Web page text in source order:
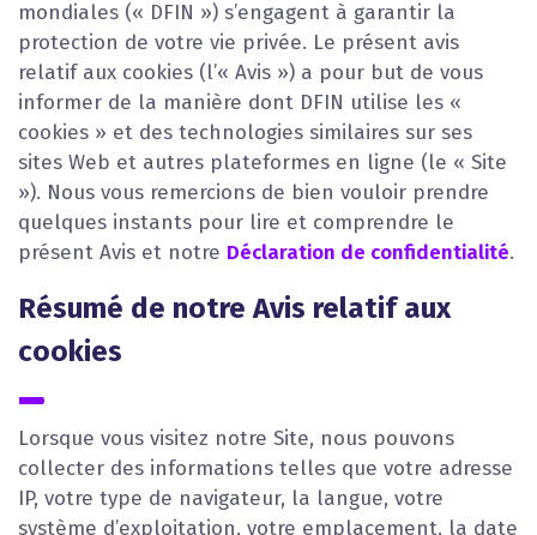
mondiales (« DFIN ») s’engagent à garantir la
protection de votre vie privée. Le présent avis
relatif aux cookies (l’« Avis ») a pour but de vous
informer de la manière dont DFIN utilise les «
cookies » et des technologies similaires sur ses
sites Web et autres plateformes en ligne (le « Site
»). Nous vous remercions de bien vouloir prendre
quelques instants pour lire et comprendre le
présent Avis et notre Déclaration de confidentialité.
Résumé de notre Avis relatif aux
cookies
Lorsque vous visitez notre Site, nous pouvons
collecter des informations telles que votre adresse
IP, votre type de navigateur, la langue, votre
système d’exploitation, votre emplacement, la date